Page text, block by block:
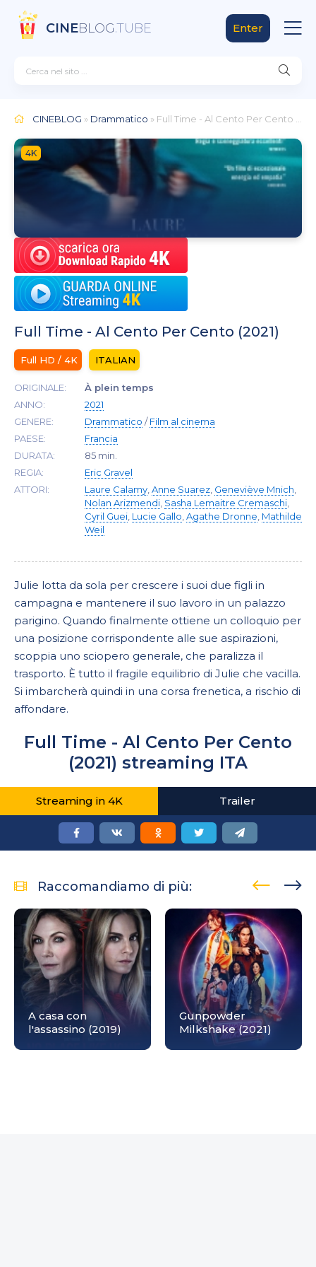
CINEBLOG.TUBE Enter
CINEBLOG » Drammatico » Full Time - Al Cento Per Cento (2021)
4K
Full Time - Al Cento Per Cento (2021)
Full HD / 4K ITALIAN
ORIGINALE:
À plein temps
ANNO:
2021
GENERE:
Drammatico /Film al cinema
PAESE:
Francia
DURATA:
85 min.
REGIA:
Eric Gravel
ATTORI:
Laure Calamy Anne Suarez Geneviève Mnich
Nolan Arizmendi Sasha Lemaitre Cremaschi
Cyril Guei Lucie Gallo Agathe Dronne Mathilde
Weil
Julie lotta da sola per crescere i suoi due figli in
campagna e mantenere il suo lavoro in un palazzo
parigino. Quando finalmente ottiene un colloquio per
una posizione corrispondente alle sue aspirazioni,
scoppia uno sciopero generale, che paralizza il
trasporto. È tutto il fragile equilibrio di Julie che vacilla.
Si imbarcherà quindi in una corsa frenetica, a rischio di
affondare.
Full Time - Al Cento Per Cento
(2021) streaming ITA
Streaming in 4K Trailer
Raccomandiamo di più:
A casa con
l'assassino (2019)
Gunpowder
Milkshake (2021)